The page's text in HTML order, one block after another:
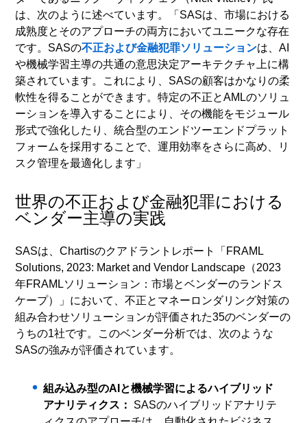
は、次のように述べています。「SASは、市場における
成熟度とそのアプローチの両方においてユニークな存在
です。SASの不正および金融犯罪ソリューションは、AI
や機械学習主導の共通の意思決定アーキテクチャ上に構
築されています。これにより、SASの顧客はかなりの柔
軟性を得ることができます。特定の不正とAMLのソリュ
ーションを導入することにより、その機能をモジュール
形式で強化したり、統合型のエンドツーエンドプラット
フォームを採用することで、運用効率をさらに高め、リ
スク管理を最適化します」
世界の不正および金融犯罪における
ベンダー主導の実践
SASは、Chartisのクアドラントレポート「FRAML
Solutions, 2023: Market and Vendor Landscape（2023
年FRAMLソリューション：市場とベンダーのランドス
ケープ）」において、不正とマネーロンダリング対策の
組み合わせソリューションが評価された35のベンダーの
うちの1社です。このベンダー分析では、次のような
SASの強みが評価されています。
組み込み型のAIと機械学習によるハイブリッド
アナリティクス：
SASのハイブリッドアナリテ